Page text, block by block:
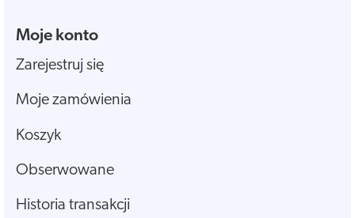
Moje konto
Zarejestruj się
Moje zamówienia
Koszyk
Obserwowane
Historia transakcji